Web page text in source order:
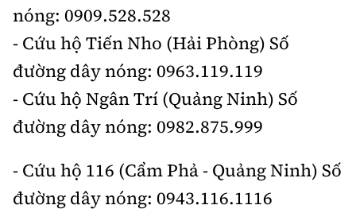
nóng: 0909.528.528
- Cứu hộ Tiến Nho (Hải Phòng) Số
đường dây nóng: 0963.119.119
- Cứu hộ Ngân Trí (Quảng Ninh) Số
đường dây nóng: 0982.875.999
- Cứu hộ 116 (Cẩm Phả - Quảng Ninh) Số
đường dây nóng: 0943.116.1116